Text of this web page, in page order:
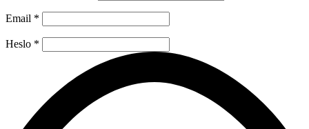
Email *
Heslo *